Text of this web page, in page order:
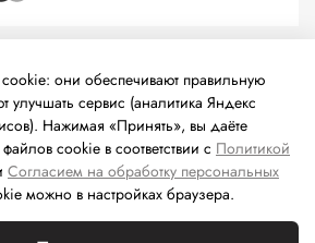
технологии предоставления
систематизации и анализа
предпочтениям пользователей сети
на территории Российской
они обеспечивают правильную
улучшать сервис (аналитика Яндекс
Нажимая «Принять», вы даёте
cookie в соответствии с Политикой
Согласием на обработку персональных
можно в настройках браузера.